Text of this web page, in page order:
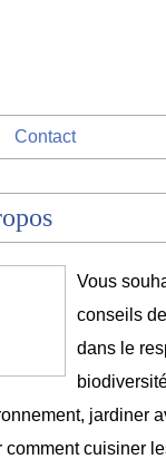
Contact
Vous
conseils
dans le
jardiner
comment cuisiner